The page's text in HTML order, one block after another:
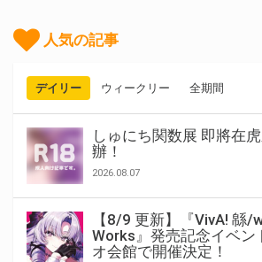
人気の記事
デイリー ウィークリー 全期間
しゅにち関数展 即將在
辦！
2026.08.07
【8/9 更新】『VivA! 緜/
Works』発売記念イベン
オ会館で開催決定！